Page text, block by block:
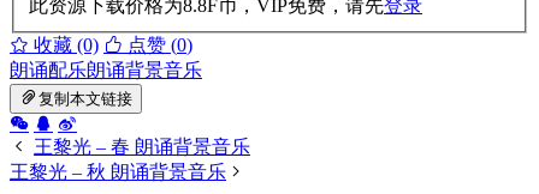
此资源下载价格为8.8F币，VIP免费，请先登录
收藏 (0)
点赞 (0)
朗诵配乐朗诵背景音乐
复制本文链接
王黎光 – 春 朗诵背景音乐
王黎光 – 秋 朗诵背景音乐